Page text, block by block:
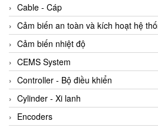
Cable - Cáp
Cảm biến an toàn và kích hoạt hệ
Cảm biến nhiệt độ
CEMS System
Controller - Bộ điều khiển
Cylinder - Xi lanh
Encoders